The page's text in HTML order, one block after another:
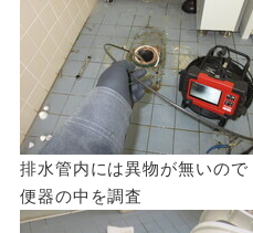
排水管内には異物が無いので
便器の中を調査